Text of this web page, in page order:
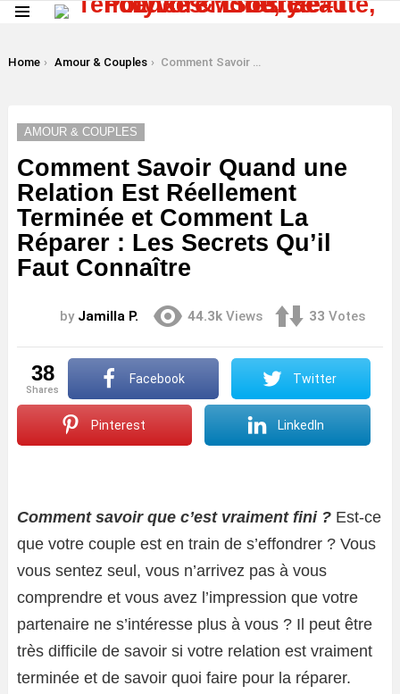
You are here:
Home Amour & Couples Comment Savoir Quand une Relation Est Réellement Terminée et Comment La Réparer : Les Secrets Qu’il Faut Connaître
AMOUR & COUPLES
Comment Savoir Quand une
Relation Est Réellement
Terminée et Comment La
Réparer : Les Secrets Qu’il
Faut Connaître
by Jamilla P. 44.3k Views 33 Votes
38
shares
Facebook Twitter
Pinterest LinkedIn
Comment savoir que c’est vraiment fini ? Est-ce
que votre couple est en train de s’effondrer ? Vous
vous sentez seul, vous n’arrivez pas à vous
comprendre et vous avez l’impression que votre
partenaire ne s’intéresse plus à vous ? Il peut être
très difficile de savoir si votre relation est vraiment
terminée et de savoir quoi faire pour la réparer.